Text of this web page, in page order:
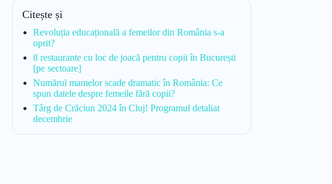
Citește și
Revoluția educațională a femeilor din România s-a
oprit?
8 restaurante cu loc de joacă pentru copii în București
[pe sectoare]
Numărul mamelor scade dramatic în România: Ce
spun datele despre femeile fără copii?
Târg de Crăciun 2024 în Cluj! Programul detaliat
decembrie